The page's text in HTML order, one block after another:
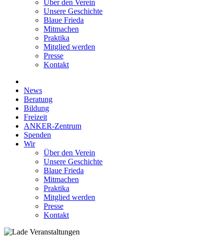
Über den Verein
Unsere Geschichte
Blaue Frieda
Mitmachen
Praktika
Mitglied werden
Presse
Kontakt
News
Beratung
Bildung
Freizeit
ANKER-Zentrum
Spenden
Wir
Über den Verein
Unsere Geschichte
Blaue Frieda
Mitmachen
Praktika
Mitglied werden
Presse
Kontakt